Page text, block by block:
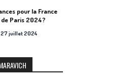
pour la France
de Paris 2024?
27 juillet 2024